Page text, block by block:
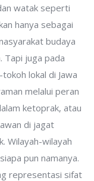
watak seperti
hanya sebagai
budaya
Tapi juga pada
lokal di Jawa
melalui peran
ketoprak, atau
di jagat
Wilayah-wilayah
pun namanya.
representasi sifat